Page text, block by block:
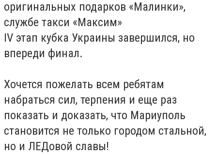
оригинальных подарков «Малинки»,
службе такси «Максим»
IV этап кубка Украины завершился, но
впереди финал.
Хочется пожелать всем ребятам
набраться сил, терпения и еще раз
показать и доказать, что Мариуполь
становится не только городом стальной,
но и ЛЕДовой славы!